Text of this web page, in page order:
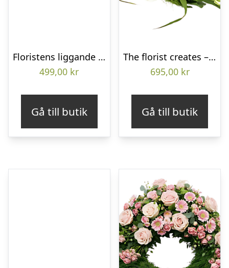
Floristens liggande bukett
499,00 kr
Gå till butik
The florist creates – Funeral bouquet
695,00 kr
Gå till butik